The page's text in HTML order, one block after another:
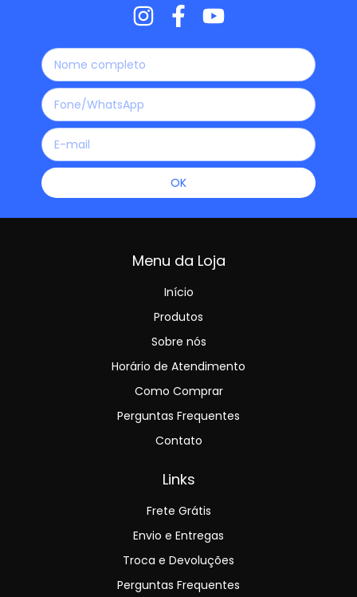
Menu da Loja
Início
Produtos
Sobre nós
Horário de Atendimento
Como Comprar
Perguntas Frequentes
Contato
Links
Frete Grátis
Envio e Entregas
Troca e Devoluções
Perguntas Frequentes